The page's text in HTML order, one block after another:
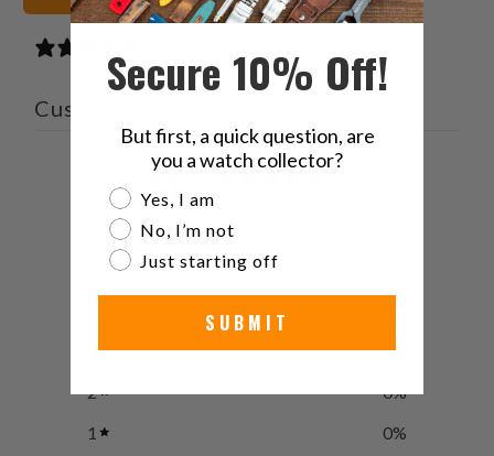
Customer reviews
0 / 5
0%
2
0%
1
0%
Secure 10% Off!
But first, a quick question, are
you a watch collector?
Are you a watch collector?
Yes, I am
No, I’m not
Just starting off
SUBMIT